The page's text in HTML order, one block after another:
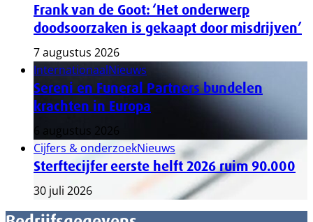
Frank van de Goot: ‘Het onderwerp
doodsoorzaken is gekaapt door misdrijven’
7 augustus 2026
InternationaalNieuws
Sereni en Funeral Partners bundelen
krachten in Europa
6 augustus 2026
Cijfers & onderzoekNieuws
Sterftecijfer eerste helft 2026 ruim 90.000
30 juli 2026